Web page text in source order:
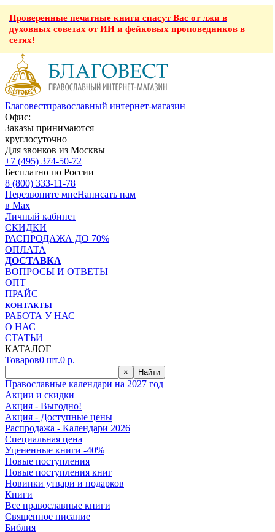
Проверенные печатные книги спасут Вас от лжи в
духовных советах от ИИ и фейковых проповедников в
сетях!
Благовестправославный интернет-магазин
Офис:
Заказы принимаются
круглосуточно
Для звонков из Москвы
+7 (495) 374-50-72
Бесплатно по России
8 (800) 333-11-78
Перезвоните мнеНаписать нам
в Max
Личный кабинет
СКИДКИ
РАСПРОДАЖА ДО 70%
ОПЛАТА
ДОСТАВКА
ВОПРОСЫ И ОТВЕТЫ
ОПТ
ПРАЙС
КОНТАКТЫ
РАБОТА У НАС
О НАС
СТАТЬИ
КАТАЛОГ
Товаров0 шт.0 р.
× Найти
Православные календари на 2027 год
Акции и скидки
Акция - Выгодно!
Акция - Доступные цены
Распродажа - Календари 2026
Специальная цена
Уцененные книги -40%
Новые поступления
Новые поступления книг
Новинки утвари и подарков
Книги
Все православные книги
Священное писание
Библия